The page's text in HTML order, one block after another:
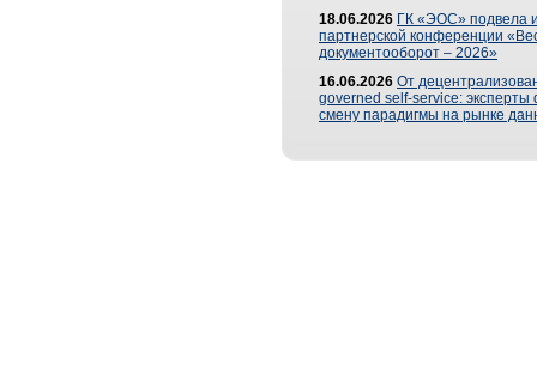
18.06.2026 ГК «ЭОС» подвела
партнерской конференции
документооборот – 2026»
16.06.2026 От
governed self-service: эксперты
смену парадигмы на рынке